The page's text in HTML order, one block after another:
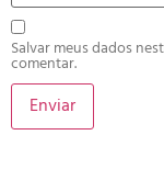
Salvar meus dados
comentar.